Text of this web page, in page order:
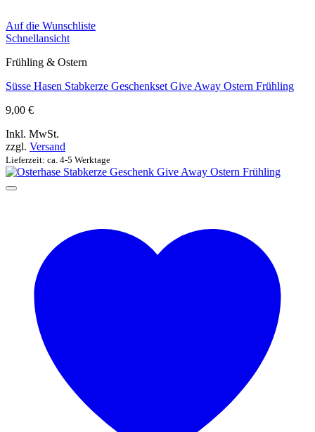
Auf die Wunschliste
Schnellansicht
Frühling & Ostern
Süsse Hasen Stabkerze Geschenkset Give Away Ostern Frühling
9,00 €
Inkl. MwSt.
zzgl. Versand
Lieferzeit: ca. 4-5 Werktage